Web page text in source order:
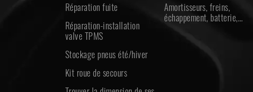
Réparation fuite
Réparation-installation
valve TPMS
Stockage pneus été/hiver
Kit roue de secours
Amortisseurs, freins,
échappement, batterie,…